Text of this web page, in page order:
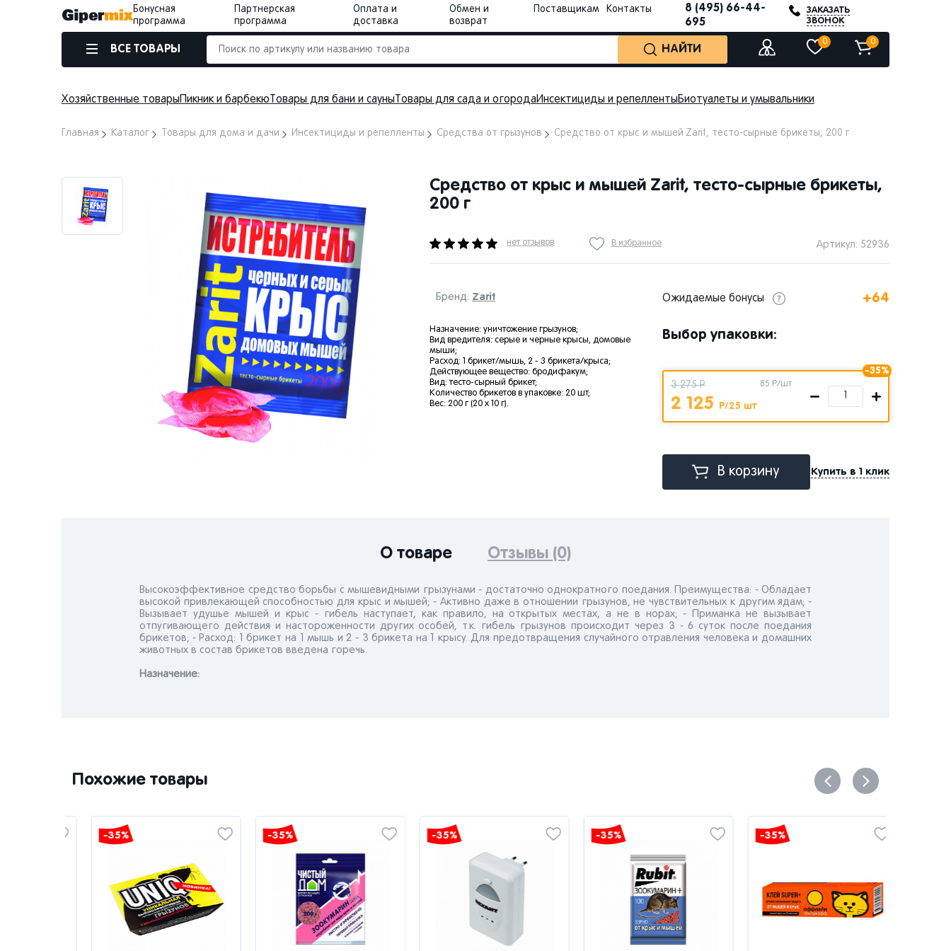
Бонусная
программа
Партнерская
программа
Оплата и
доставка
Обмен и
возврат
Поставщикам Контакты
8 (495) 66-44-
695
ЗАКАЗАТЬ
ЗВОНОК
ВСЕ ТОВАРЫ НАЙТИ
0 0
Хозяйственные товарыПикник и барбекю Товары для бани и сауны Товары для сада и огородаИнсектициды и репеллентыБиотуалеты и умывальники
Главная Каталог Товары для дома и дачи Инсектициды и репелленты Средства от грызунов Средство от крыс и мышей Zarit, тесто-сырные брикеты, 200 г
Средство от крыс и мышей Zarit, тесто-сырные брикеты,
200 г
нет отзывов В избранное Артикул: 52936
Бренд: Zarit
Назначение: уничтожение грызунов;
Вид вредителя: серые и черные крысы, домовые
мыши;
Расход: 1 брикет/мышь, 2 - 3 брикета/крыса;
Действующее вещество: бродифакум;
Вид: тесто-сырный брикет;
Количество брикетов в упаковке: 20 шт;
Вес: 200 г (20 x 10 г).
Ожидаемые бонусы +64
Выбор упаковки:
-35%
3 275 Р
2 125 Р/25 шт
85 Р/шт
В корзину Купить в 1 клик
О товаре Отзывы (0)
Высокоэффективное средство борьбы с мышевидными грызунами - достаточно однократного поедания. Преимущества: - Обладает
высокой привлекающей способностью для крыс и мышей; - Активно даже в отношении грызунов, не чувствительных к другим ядам; -
Вызывает удушье мышей и крыс - гибель наступает, как правило, на открытых местах, а не в норах; - Приманка не вызывает
отпугивающего действия и настороженности других особей, т.к. гибель грызунов происходит через 3 - 6 суток после поедания
брикетов; - Расход: 1 брикет на 1 мышь и 2 - 3 брикета на 1 крысу. Для предотвращения случайного отравления человека и домашних
животных в состав брикетов введена горечь.
Назначениe:
Похожие товары
-35% -35% -35% -35% -35%